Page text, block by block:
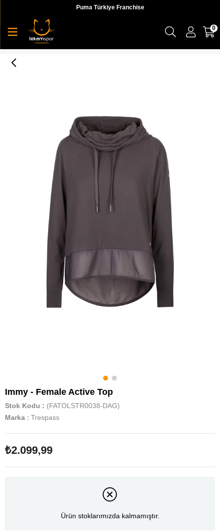
Puma Türkiye Franchise
0
Immy - Female Active Top
Stok Kodu
(FATOLSTR0038-DAG)
Marka : Trespass
₺2.099,99
Ürün stoklarımızda kalmamıştır.